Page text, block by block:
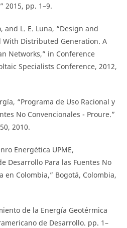
2015, pp. 1–9.
and L. E. Luna, “Design and
Distributed Generation. A
Networks,” in Conference
Specialists Conference, 2012,
“Programa de Uso Racional y
No Convencionales - Proure.”
2010.
Energética UPME,
Desarrollo Para las Fuentes No
en Colombia,” Bogotá, Colombia,
de la Energía Geotérmica
de Desarrollo. pp. 1–